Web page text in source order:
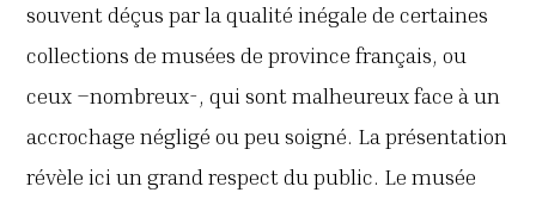
souvent déçus par la qualité inégale de certaines
collections de musées de province français, ou
ceux –nombreux-, qui sont malheureux face à un
accrochage négligé ou peu soigné. La présentation
révèle ici un grand respect du public. Le musée